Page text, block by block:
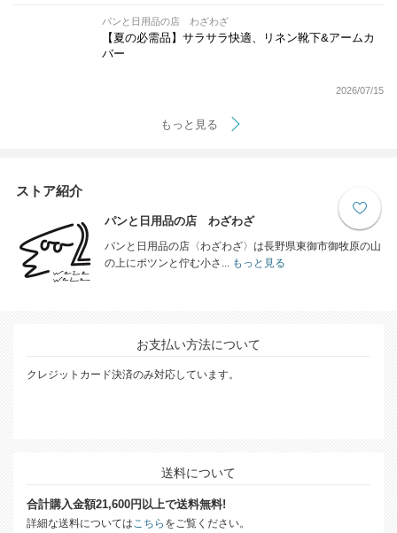
パンと日用品の店 わざわざ
【夏の必需品】サラサラ快適、リネン靴下&アームカ
バー
2026/07/15
もっと見る
ストア紹介
パンと日用品の店 わざわざ
パンと日用品の店〈わざわざ〉は長野県東御市御牧原の山
の上にポツンと佇む小さ...もっと見る
お支払い方法について
クレジットカード決済のみ対応しています。
送料について
合計購入金額21,600円以上で送料無料!
詳細な送料についてはこちら をご覧ください。